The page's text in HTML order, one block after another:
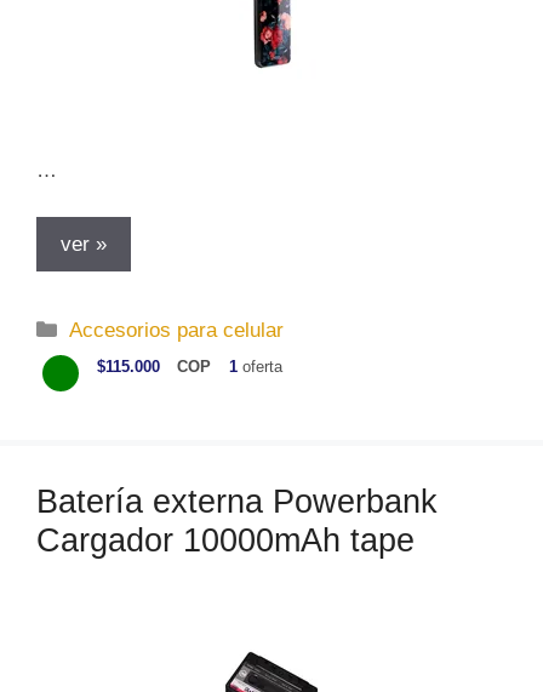
…
ver »
C
a
t
r
í
Accesorios para celular
$115.000 COP 1 oferta
Batería externa Powerbank
Cargador 10000mAh tape